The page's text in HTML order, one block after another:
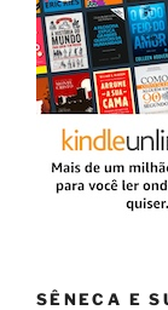
SÊNECA E